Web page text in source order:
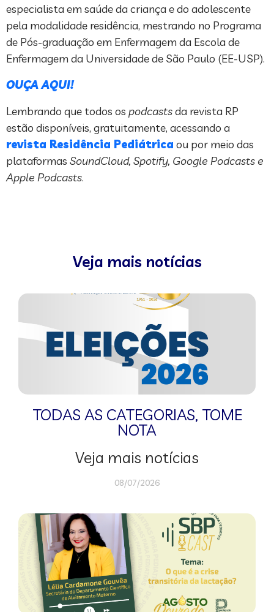
especialista em saúde da criança e do adolescente
pela modalidade residência, mestrando no Programa
de Pós-graduação em Enfermagem da Escola de
Enfermagem da Universidade de São Paulo (EE-USP).
OUÇA AQUI!
Lembrando que todos os podcastsda revista RP
estão disponíveis, gratuitamente, acessando a
revista Residência Pediátrica ou por meio das
plataformas SoundCloud, Spotify, Google Podcasts e
Apple Podcasts.
Veja mais notícias
TODAS AS CATEGORIAS, TOME
NOTA
Veja mais notícias
08/07/2026